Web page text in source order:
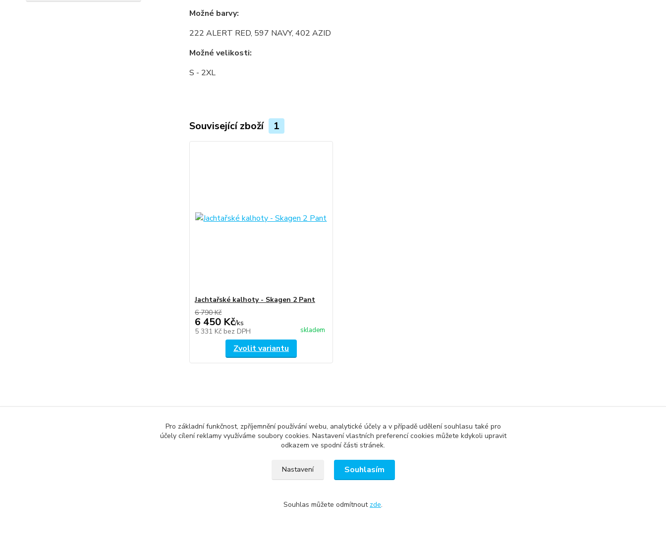
Možné barvy:
222 ALERT RED, 597 NAVY, 402 AZID
Možné velikosti:
S - 2XL
Související zboží 1
Jachtařské kalhoty - Skagen 2 Pant
6 790 Kč
6 450 Kč/ks
5 331 Kč bez DPH skladem
Zvolit variantu
Helly Hansen Voda Muži
Pro základní funkčnost, zpříjemnění používání webu, analytické účely a v případě udělení souhlasu také pro
účely cílení reklamy využíváme soubory cookies. Nastavení vlastních preferencí cookies můžete kdykoli upravit
odkazem ve spodní části stránek.
Nastavení Souhlasím
Souhlas můžete odmítnout zde.